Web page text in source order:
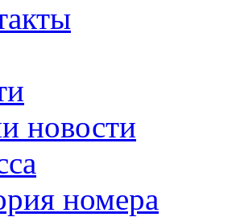
новости
номера